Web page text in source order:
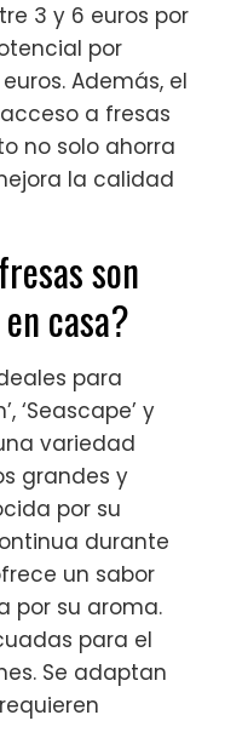
3 y 6 euros por
por
Además, el
a fresas
no solo ahorra
la calidad
son
casa?
para
‘Seascape’ y
una variedad
grandes y
por su
durante
un sabor
por su aroma.
para el
Se adaptan